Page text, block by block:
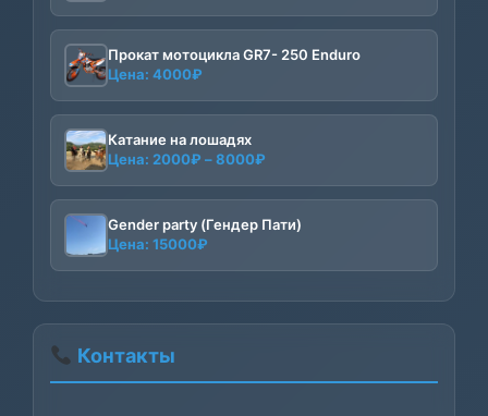
Прокат мотоцикла GR7- 250 Enduro
Цена: 4000₽
Катание на лошадях
Цена: 2000₽ –8000₽
2000₽
–
Gender party (Гендер Пати)
Цена: 15000₽
Контакты